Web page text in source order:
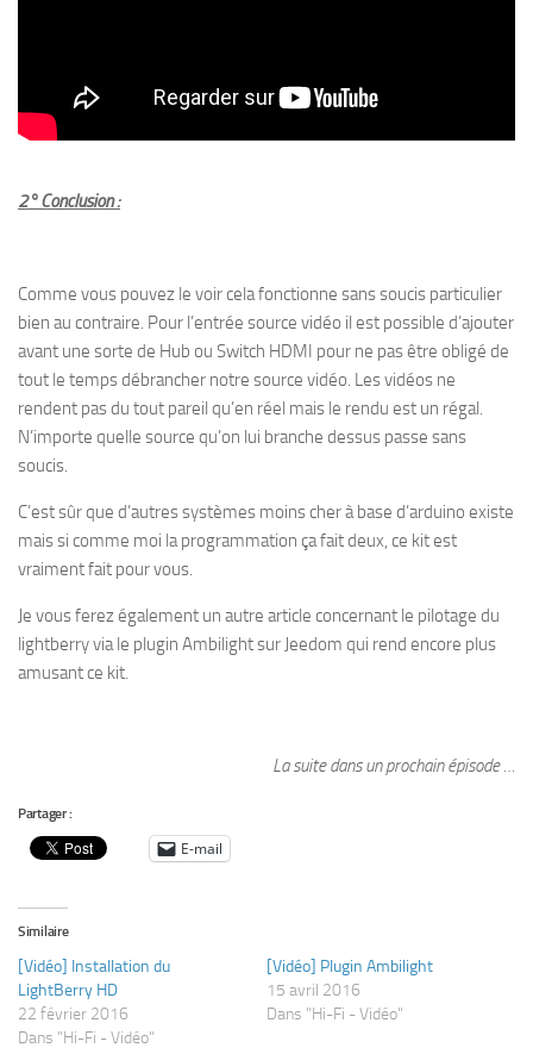
2° Conclusion :
Comme vous pouvez le voir cela fonctionne sans soucis particulier
bien au contraire. Pour l’entrée source vidéo il est possible d’ajouter
avant une sorte de Hub ou Switch HDMI pour ne pas être obligé de
tout le temps débrancher notre source vidéo. Les vidéos ne
rendent pas du tout pareil qu’en réel mais le rendu est un régal.
N’importe quelle source qu’on lui branche dessus passe sans
soucis.
C’est sûr que d’autres systèmes moins cher à base d’arduino existe
mais si comme moi la programmation ça fait deux, ce kit est
vraiment fait pour vous.
Je vous ferez également un autre article concernant le pilotage du
lightberry via le plugin Ambilight sur Jeedom qui rend encore plus
amusant ce kit.
La suite dans un prochain épisode …
Partager :
E-mail
Similaire
[Vidéo] Installation du
LightBerry HD
22 février 2016
Dans "Hi-Fi - Vidéo"
[Vidéo] Plugin Ambilight
15 avril 2016
Dans "Hi-Fi - Vidéo"